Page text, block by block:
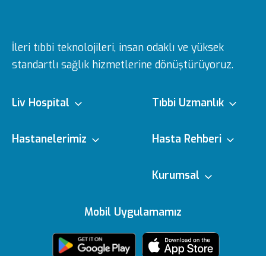
İleri tıbbi teknolojileri, insan odaklı ve yüksek
standartlı sağlık hizmetlerine dönüştürüyoruz.
Liv Hospital
Ödüllerimiz
Hastanelerimiz
Tıbbi Uzmanlık
Medikal teknolojiler
Hasta Rehberi
e-Randevu
Sizi Dinliyoruz
Kurumsal
içerik Güncelleme
Mobil Uygulamamız